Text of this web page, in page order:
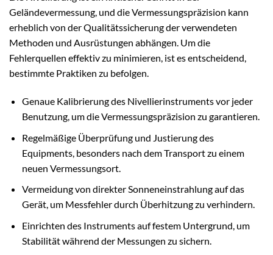
Geländevermessung, und die Vermessungspräzision kann
erheblich von der Qualitätssicherung der verwendeten
Methoden und Ausrüstungen abhängen. Um die
Fehlerquellen effektiv zu minimieren, ist es entscheidend,
bestimmte Praktiken zu befolgen.
Genaue Kalibrierung des Nivellierinstruments vor jeder
Benutzung, um die Vermessungspräzision zu garantieren.
Regelmäßige Überprüfung und Justierung des
Equipments, besonders nach dem Transport zu einem
neuen Vermessungsort.
Vermeidung von direkter Sonneneinstrahlung auf das
Gerät, um Messfehler durch Überhitzung zu verhindern.
Einrichten des Instruments auf festem Untergrund, um
Stabilität während der Messungen zu sichern.